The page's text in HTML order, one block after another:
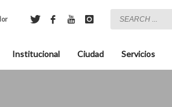
Institucional Ciudad Servicios